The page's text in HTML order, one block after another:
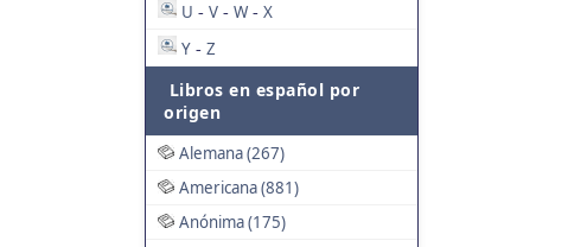
U - V - W - X
Y - Z
Libros en español por
origen
Alemana (267)
Americana (881)
Anónima (175)